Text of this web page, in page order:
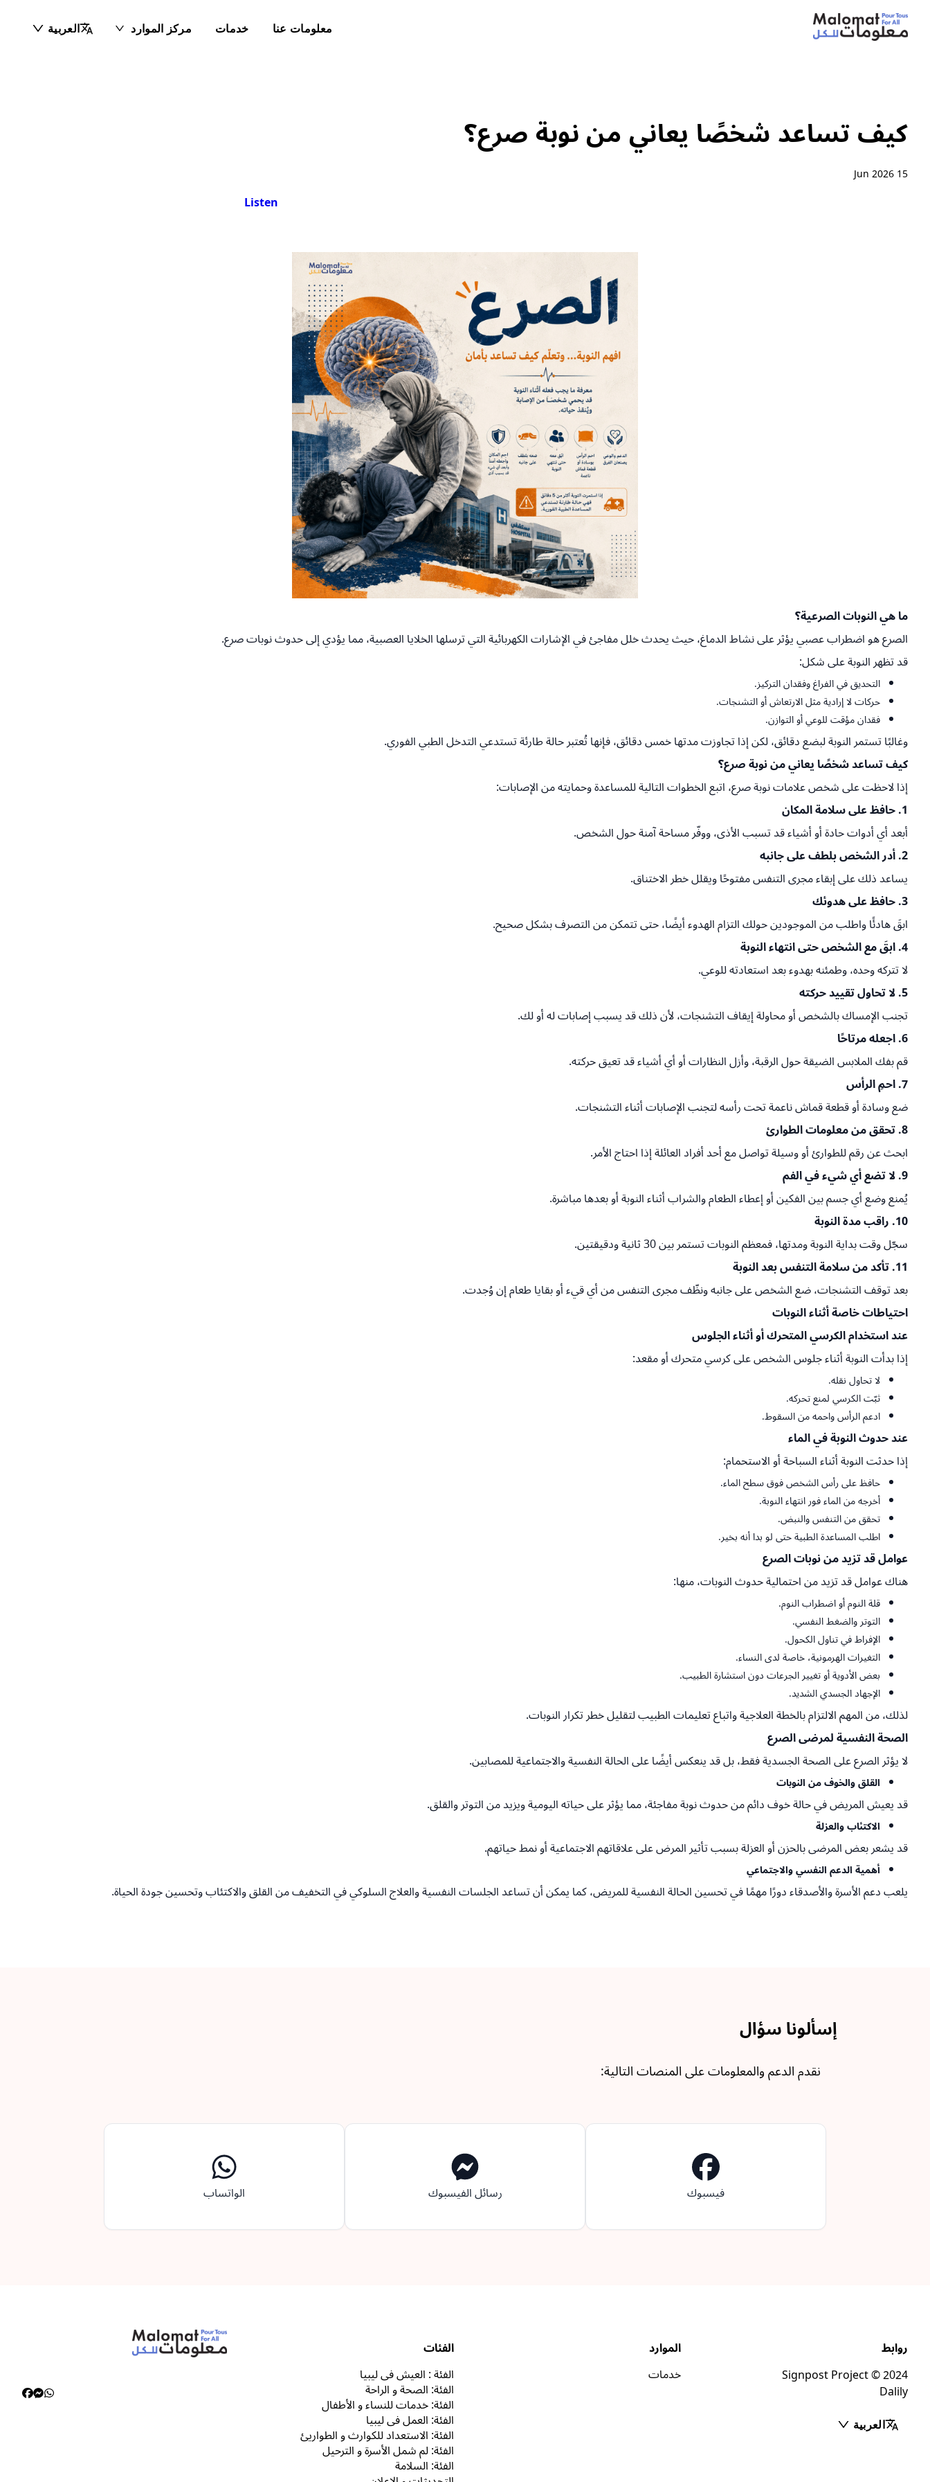
معلومات عنا خدمات مركز الموارد العربية
كيف تساعد شخصًا يعاني من نوبة صرع؟
15 Jun 2026
Listen
ما هي النوبات الصرعية؟
الصرع هو اضطراب عصبي يؤثر على نشاط الدماغ، حيث يحدث خلل مفاجئ في الإشارات الكهربائية التي ترسلها الخلايا العصبية، مما يؤدي إلى حدوث نوبات صرع.
قد تظهر النوبة على شكل:
التحديق في الفراغ وفقدان التركيز.
حركات لا إرادية مثل الارتعاش أو التشنجات.
فقدان مؤقت للوعي أو التوازن.
وغالبًا تستمر النوبة لبضع دقائق، لكن إذا تجاوزت مدتها خمس دقائق، فإنها تُعتبر حالة طارئة تستدعي التدخل الطبي الفوري.
كيف تساعد شخصًا يعاني من نوبة صرع؟
إذا لاحظت على شخص علامات نوبة صرع، اتبع الخطوات التالية للمساعدة وحمايته من الإصابات:
1. حافظ على سلامة المكان
أبعد أي أدوات حادة أو أشياء قد تسبب الأذى، ووفّر مساحة آمنة حول الشخص.
2. أدر الشخص بلطف على جانبه
يساعد ذلك على إبقاء مجرى التنفس مفتوحًا ويقلل خطر الاختناق.
3. حافظ على هدوئك
ابقَ هادئًا واطلب من الموجودين حولك التزام الهدوء أيضًا، حتى تتمكن من التصرف بشكل صحيح.
4. ابقَ مع الشخص حتى انتهاء النوبة
لا تتركه وحده، وطمئنه بهدوء بعد استعادته للوعي.
5. لا تحاول تقييد حركته
تجنب الإمساك بالشخص أو محاولة إيقاف التشنجات، لأن ذلك قد يسبب إصابات له أو لك.
6. اجعله مرتاحًا
قم بفك الملابس الضيقة حول الرقبة، وأزل النظارات أو أي أشياء قد تعيق حركته.
7. احمِ الرأس
ضع وسادة أو قطعة قماش ناعمة تحت رأسه لتجنب الإصابات أثناء التشنجات.
8. تحقق من معلومات الطوارئ
ابحث عن رقم للطوارئ أو وسيلة تواصل مع أحد أفراد العائلة إذا احتاج الأمر.
9. لا تضع أي شيء في الفم
يُمنع وضع أي جسم بين الفكين أو إعطاء الطعام والشراب أثناء النوبة أو بعدها مباشرة.
10. راقب مدة النوبة
سجّل وقت بداية النوبة ومدتها، فمعظم النوبات تستمر بين 30 ثانية ودقيقتين.
11. تأكد من سلامة التنفس بعد النوبة
بعد توقف التشنجات، ضع الشخص على جانبه ونظّف مجرى التنفس من أي قيء أو بقايا طعام إن وُجدت.
احتياطات خاصة أثناء النوبات
عند استخدام الكرسي المتحرك أو أثناء الجلوس
إذا بدأت النوبة أثناء جلوس الشخص على كرسي متحرك أو مقعد:
لا تحاول نقله.
ثبّت الكرسي لمنع تحركه.
ادعم الرأس واحمه من السقوط.
عند حدوث النوبة في الماء
إذا حدثت النوبة أثناء السباحة أو الاستحمام:
حافظ على رأس الشخص فوق سطح الماء.
أخرجه من الماء فور انتهاء النوبة.
تحقق من التنفس والنبض.
اطلب المساعدة الطبية حتى لو بدا أنه بخير.
عوامل قد تزيد من نوبات الصرع
هناك عوامل قد تزيد من احتمالية حدوث النوبات، منها:
قلة النوم أو اضطراب النوم.
التوتر والضغط النفسي.
الإفراط في تناول الكحول.
التغيرات الهرمونية، خاصة لدى النساء.
بعض الأدوية أو تغيير الجرعات دون استشارة الطبيب.
الإجهاد الجسدي الشديد.
لذلك، من المهم الالتزام بالخطة العلاجية واتباع تعليمات الطبيب لتقليل خطر تكرار النوبات.
الصحة النفسية لمرضى الصرع
لا يؤثر الصرع على الصحة الجسدية فقط، بل قد ينعكس أيضًا على الحالة النفسية والاجتماعية للمصابين.
القلق والخوف من النوبات
قد يعيش المريض في حالة خوف دائم من حدوث نوبة مفاجئة، مما يؤثر على حياته اليومية ويزيد من التوتر والقلق.
الاكتئاب والعزلة
قد يشعر بعض المرضى بالحزن أو العزلة بسبب تأثير المرض على علاقاتهم الاجتماعية أو نمط حياتهم.
أهمية الدعم النفسي والاجتماعي
يلعب دعم الأسرة والأصدقاء دورًا مهمًا في تحسين الحالة النفسية للمريض، كما يمكن أن تساعد الجلسات النفسية والعلاج السلوكي في التخفيف من القلق والاكتئاب وتحسين جودة الحياة.
إسألونا سؤال
نقدم الدعم والمعلومات على المنصات التالية:
فيسبوك رسائل الفيسبوك الواتساب
الفئات
الفئة : العيش في ليبيا
الفئة: الصحة و الراحة
الفئة: خدمات للنساء و الأطفال
الفئة: العمل في ليبيا
الفئة: الاستعداد للكوارث و الطواريئ
الفئة: لم شمل الأسرة و الترحيل
الفئة: السلامة
الموارد
خدمات
روابط
Signpost Project © 2024
Dalily
العربية